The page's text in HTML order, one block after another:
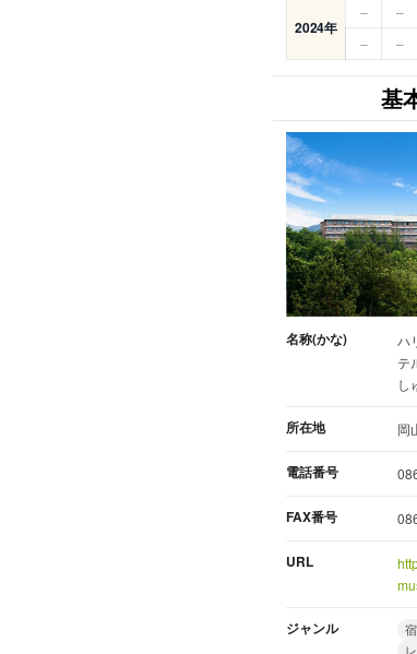
2024年
– –
–
–
基
名称(かな)
ハ
テ
し
所在地 岡
電話番号
FAX番号
URL
ジャンル